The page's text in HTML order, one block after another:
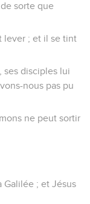
sorte que
lever ; et il se tint
ses disciples lui
nous pas pu
ne peut sortir
Galilée ; et Jésus